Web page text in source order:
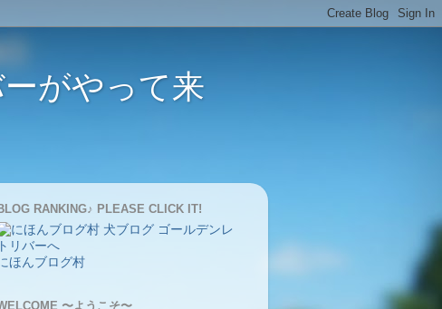
がやって来
RANKING♪ PLEASE CLICK IT!
ほんブログ村
〜ようこそ〜